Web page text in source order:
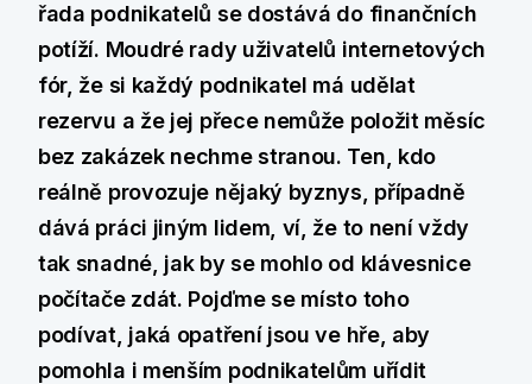
řada podnikatelů se dostává do finančních
potíží. Moudré rady uživatelů internetových
fór, že si každý podnikatel má udělat
rezervu a že jej přece nemůže položit měsíc
bez zakázek nechme stranou. Ten, kdo
reálně provozuje nějaký byznys, případně
dává práci jiným lidem, ví, že to není vždy
tak snadné, jak by se mohlo od klávesnice
počítače zdát. Pojďme se místo toho
podívat, jaká opatření jsou ve hře, aby
pomohla i menším podnikatelům uřídit